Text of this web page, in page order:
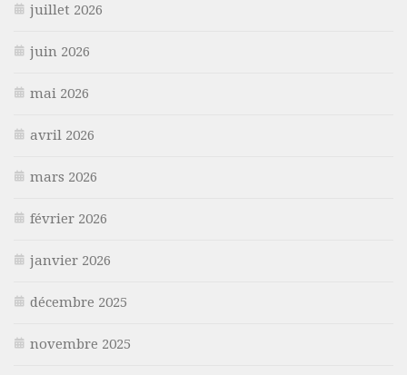
juillet 2026
juin 2026
mai 2026
avril 2026
mars 2026
février 2026
janvier 2026
décembre 2025
novembre 2025